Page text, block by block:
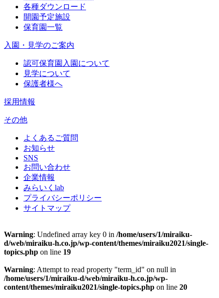
各種ダウンロード
開園予定施設
保育園一覧
入園・見学のご案内
認可保育園入園について
見学について
保護者様へ
採用情報
その他
よくあるご質問
お知らせ
SNS
お問い合わせ
企業情報
みらいくlab
プライバシーポリシー
サイトマップ
Warning: Undefined array key 0 in /home/users/1/miraiku-
d/web/miraiku-h.co.jp/wp-content/themes/miraiku2021/single-
topics.php on line 19
Warning: Attempt to read property "term_id" on null in
/home/users/1/miraiku-d/web/miraiku-h.co.jp/wp-
content/themes/miraiku2021/single-topics.php on line 20